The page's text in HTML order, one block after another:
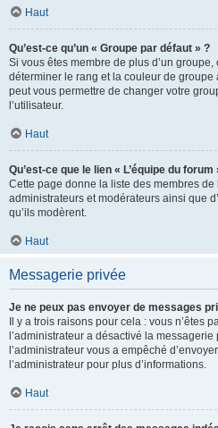
Haut
Qu’est-ce qu’un « Groupe par défaut » ?
Si vous êtes membre de plus d’un
déterminer le rang et la couleur de groupe
peut vous permettre de changer votre
l’utilisateur.
Haut
Qu’est-ce que le lien « L’équipe du forum
Cette page donne la liste des membres de
administrateurs et modérateurs ainsi que
qu’ils modèrent.
Haut
Messagerie privée
Je ne peux pas envoyer de messages
Il y a trois raisons pour cela : vous n’êtes
l’administrateur a désactivé la
l’administrateur vous a empêché
l’administrateur pour plus d’informations.
Haut